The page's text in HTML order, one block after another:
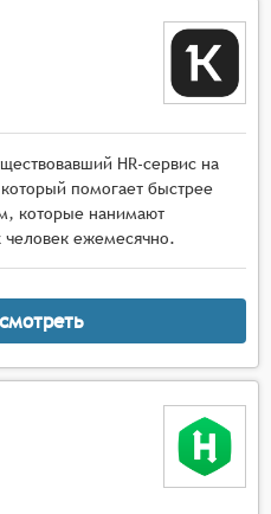
HR-сервис на
помогает быстрее
которые нанимают
человек ежемесячно.